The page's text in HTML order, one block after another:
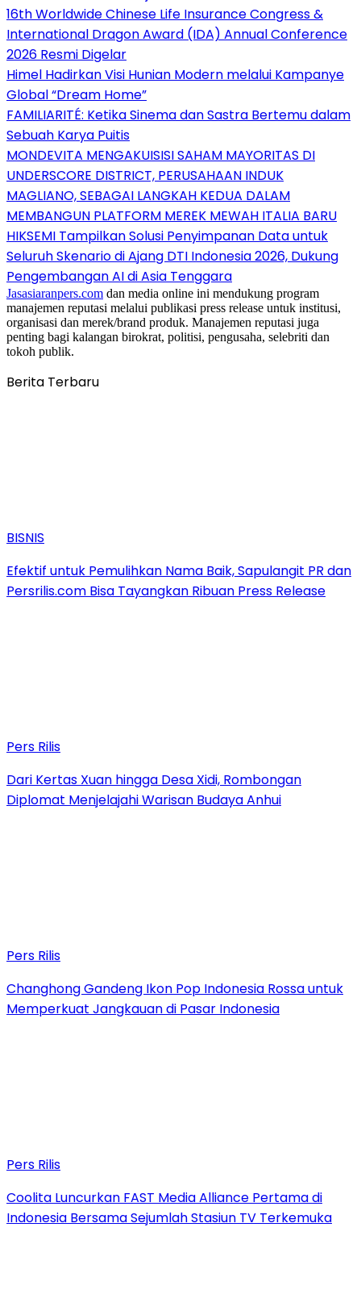
16th Worldwide Chinese Life Insurance Congress &
International Dragon Award (IDA) Annual Conference
2026 Resmi Digelar
Himel Hadirkan Visi Hunian Modern melalui Kampanye
Global “Dream Home”
FAMILIARITÉ: Ketika Sinema dan Sastra Bertemu dalam
Sebuah Karya Puitis
MONDEVITA MENGAKUISISI SAHAM MAYORITAS DI
UNDERSCORE DISTRICT, PERUSAHAAN INDUK
MAGLIANO, SEBAGAI LANGKAH KEDUA DALAM
MEMBANGUN PLATFORM MEREK MEWAH ITALIA BARU
HIKSEMI Tampilkan Solusi Penyimpanan Data untuk
Seluruh Skenario di Ajang DTI Indonesia 2026, Dukung
Pengembangan AI di Asia Tenggara
Jasasiaranpers.com dan media online ini mendukung program
manajemen reputasi melalui publikasi press release untuk institusi,
organisasi dan merek/brand produk. Manajemen reputasi juga
penting bagi kalangan birokrat, politisi, pengusaha, selebriti dan
tokoh publik.
Berita Terbaru
BISNIS
Efektif untuk Pemulihkan Nama Baik, Sapulangit PR dan
Persrilis.com Bisa Tayangkan Ribuan Press Release
Pers Rilis
Dari Kertas Xuan hingga Desa Xidi, Rombongan
Diplomat Menjelajahi Warisan Budaya Anhui
Pers Rilis
Changhong Gandeng Ikon Pop Indonesia Rossa untuk
Memperkuat Jangkauan di Pasar Indonesia
Pers Rilis
Coolita Luncurkan FAST Media Alliance Pertama di
Indonesia Bersama Sejumlah Stasiun TV Terkemuka